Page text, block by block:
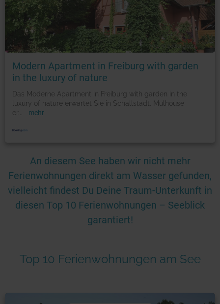
Foto: © booking.com
Modern Apartment in Freiburg with garden
in the luxury of nature
Das Moderne Apartment in Freiburg with garden in the
luxury of nature erwartet Sie in Schallstadt. Mulhouse
er
mehr
An diesem See haben wir nicht mehr
Ferienwohnungen direkt am Wasser gefunden,
vielleicht findest Du Deine Traum-Unterkunft in
diesen Top 10 Ferienwohnungen – Seeblick
garantiert!
Top 10 Ferienwohnungen am See